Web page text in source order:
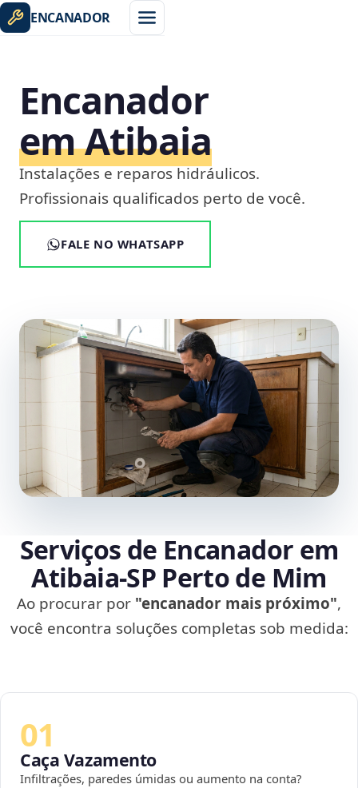
ENCANADOR
Encanador
em Atibaia
Instalações e reparos hidráulicos.
Profissionais qualificados perto de você.
FALE NO WHATSAPP
Serviços de Encanador em
Atibaia‑SP Perto de Mim
Ao procurar por "encanador mais próximo",
você encontra soluções completas sob medida:
01
Caça Vazamento
Infiltrações, paredes úmidas ou aumento na conta?